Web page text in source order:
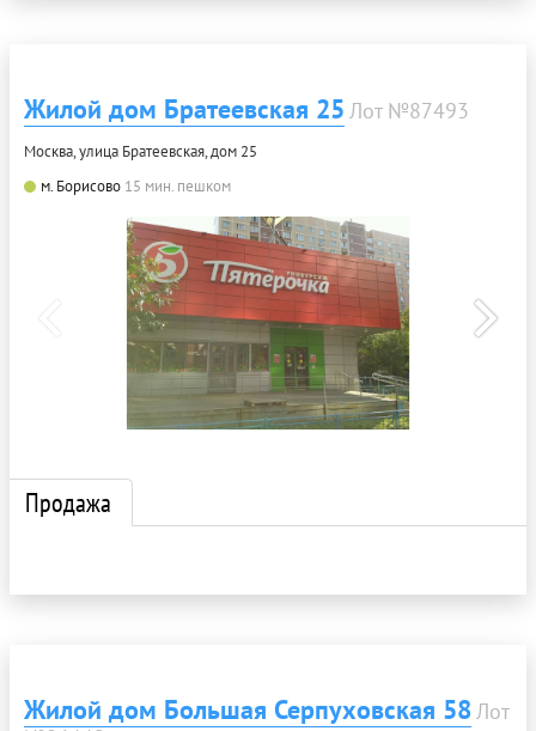
Жилой дом Братеевская 25 Лот №87493
Москва, улица Братеевская, дом 25
м. Борисово 15 мин. пешком
Продажа
Жилой дом Большая Серпуховская 58Лот